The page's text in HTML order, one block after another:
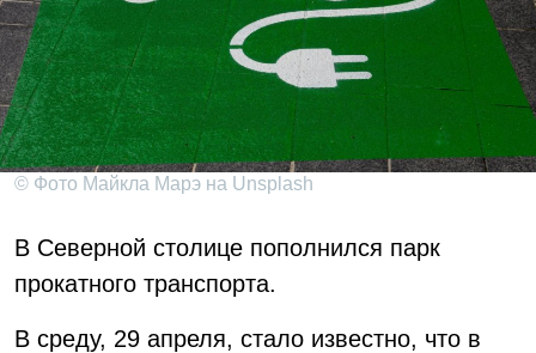
© Фото Майкла Марэ на Unsplash
В Северной столице пополнился парк
прокатного транспорта.
В среду, 29 апреля, стало известно, что в